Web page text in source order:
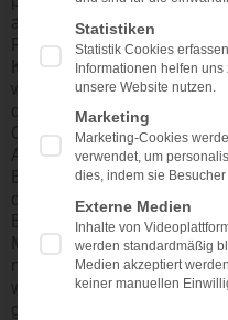
ausgeglichen durch
Faserknorpelscheiben, die
Körper“), die den
weitere Aufgabe der
der Kontaktfläche
Oberschenkelknochen.
Außen- und
Beim Bewegen des
den
Beugung rollen die
Menisken nach hinten, bei
nach vorne. Bei Drehung
wird der Außenmeniskus
Statistiken
Statistik Cookies
Informationen helfen
unsere Website nutzen.
Marketing
Marketing-Cookies
verwendet, um
dies, indem sie
Externe Medien
Inhalte von
werden standardmäßig
Medien akzeptiert
keiner manuellen